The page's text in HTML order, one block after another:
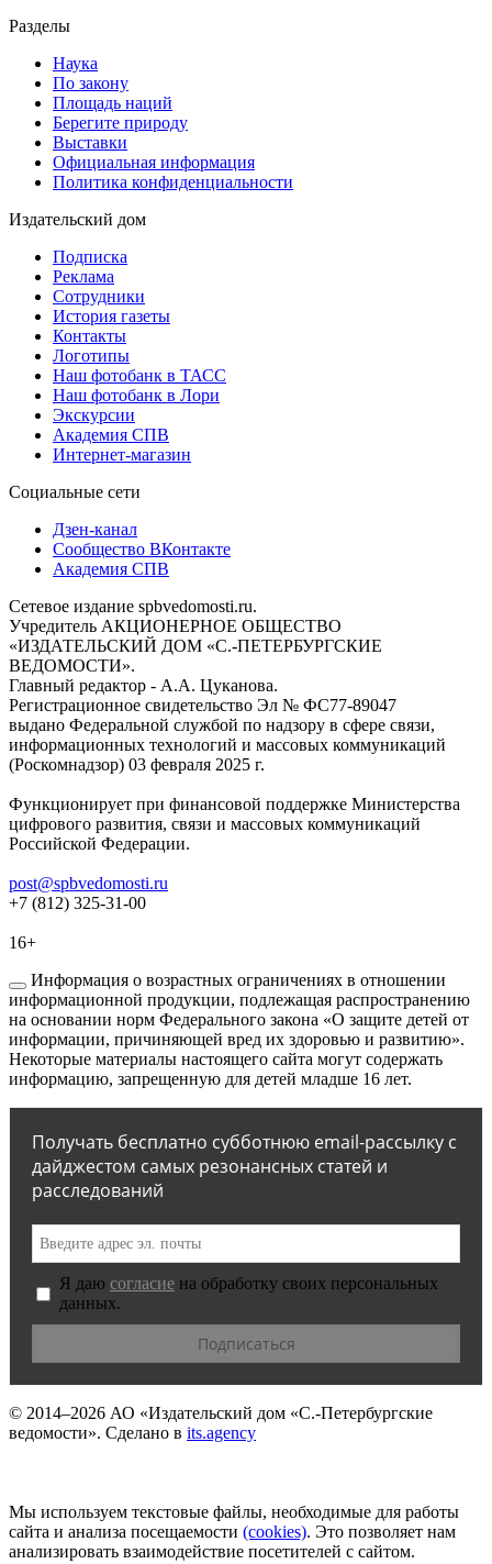
Разделы
Наука
По закону
Площадь наций
Берегите природу
Выставки
Официальная информация
Политика конфиденциальности
Издательский дом
Подписка
Реклама
Сотрудники
История газеты
Контакты
Логотипы
Наш фотобанк в ТАСС
Наш фотобанк в Лори
Экскурсии
Академия СПВ
Интернет-магазин
Социальные сети
Дзен-канал
Сообщество ВКонтакте
Академия СПВ
Сетевое издание spbvedomosti.ru.
Учредитель АКЦИОНЕРНОЕ ОБЩЕСТВО
«ИЗДАТЕЛЬСКИЙ ДОМ «С.-ПЕТЕРБУРГСКИЕ
ВЕДОМОСТИ».
Главный редактор - А.А. Цуканова.
Регистрационное свидетельство Эл № ФС77-89047
выдано Федеральной службой по надзору в сфере связи,
информационных технологий и массовых коммуникаций
(Роскомнадзор) 03 февраля 2025 г.
Функционирует при финансовой поддержке Министерства
цифрового развития, связи и массовых коммуникаций
Российской Федерации.
post@spbvedomosti.ru
+7 (812) 325-31-00
16+
Информация о возрастных ограничениях в отношении
информационной продукции, подлежащая распространению
на основании норм Федерального закона «О защите детей от
информации, причиняющей вред их здоровью и развитию».
Некоторые материалы настоящего сайта могут содержать
информацию, запрещенную для детей младше 16 лет.
Получать бесплатно субботнюю email-рассылку с
дайджестом самых резонансных статей и
расследований
Я даю согласие на обработку своих персональных
данных.
© 2014–2026 АО «Издательский дом «С.-Петербургские
ведомости». Сделано в its.agency
Мы используем текстовые файлы, необходимые для работы
сайта и анализа посещаемости (сookies). Это позволяет нам
анализировать взаимодействие посетителей с сайтом.